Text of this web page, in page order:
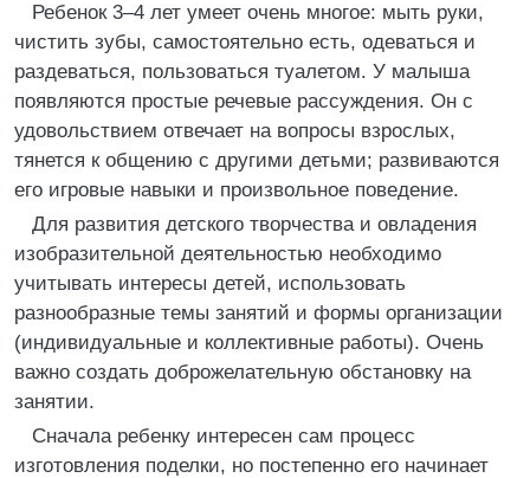
Ребенок 3–4 лет умеет очень многое: мыть руки,
чистить зубы, самостоятельно есть, одеваться и
раздеваться, пользоваться туалетом. У малыша
появляются простые речевые рассуждения. Он с
удовольствием отвечает на вопросы взрослых,
тянется к общению с другими детьми; развиваются
его игровые навыки и произвольное поведение.
Для развития детского творчества и овладения
изобразительной деятельностью необходимо
учитывать интересы детей, использовать
разнообразные темы занятий и формы организации
(индивидуальные и коллективные работы). Очень
важно создать доброжелательную обстановку на
занятии.
Сначала ребенку интересен сам процесс
изготовления поделки, но постепенно его начинает